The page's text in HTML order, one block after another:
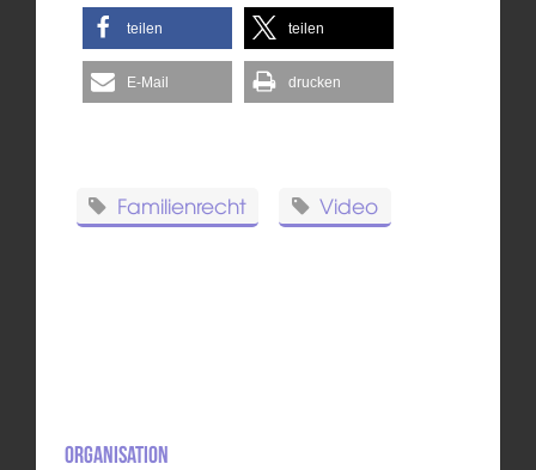
teilen teilen
E-Mail drucken
Familienrecht Video
Organisation